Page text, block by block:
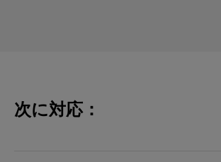
次に対応：